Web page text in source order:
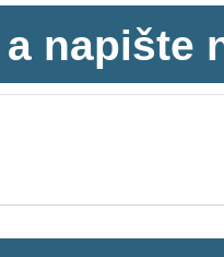
napište